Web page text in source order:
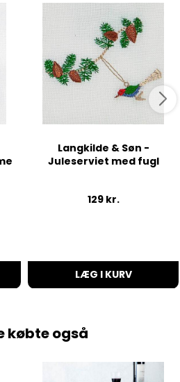
Langkilde & Søn -
Juleserviet med fugl
129 kr.
LÆG I KURV
købte også